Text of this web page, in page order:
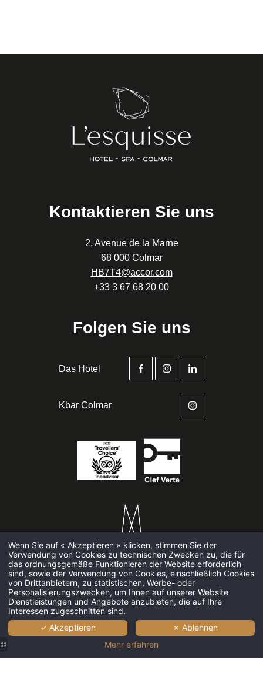
Kontaktieren Sie uns
2, Avenue de la Marne
68 000 Colmar
HB7T4@accor.com
+33 3 67 68 20 00
Folgen Sie uns
Das Hotel
Kbar Colmar
RECHTLICHE INFORMATIONEN•COOKIES•
HAPIPOWERED BYMMCRÉATION
Startseite
Zimmer & Suiten
Bar und
Spa
Seminare und
Bildergalerie
E-Mail* :
Telefon*:
*
Wenn Sie auf « Akzeptieren » klicken, stimmen Sie der
Verwendung von Cookies zu technischen Zwecken zu, die für
das ordnungsgemäße Funktionieren der Website erforderlich
sind, sowie der Verwendung von Cookies, einschließlich Cookies
von Drittanbietern, zu statistischen, Werbe- oder
Personalisierungszwecken, um Ihnen auf unserer Website
Dienstleistungen und Angebote anzubieten, die auf Ihre
Interessen zugeschnitten sind.
✓ Akzeptieren
✗ Ablehnen
Mehr erfahren